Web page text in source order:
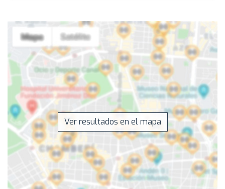
Ver resultados en el mapa